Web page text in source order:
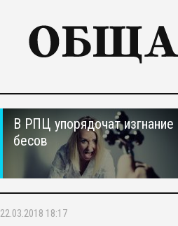
В РПЦ упорядочат изгнание
бесов
22.03.2018 18:17